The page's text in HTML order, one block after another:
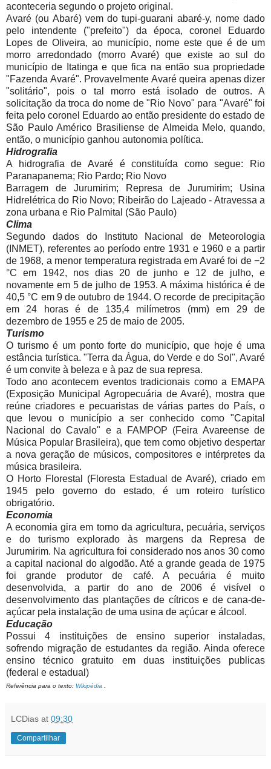
aconteceria segundo o projeto original.
Avaré (ou Abaré) vem do tupi-guarani abaré-y, nome dado
pelo intendente ("prefeito") da época, coronel Eduardo
Lopes de Oliveira, ao município, nome este que é de um
morro arredondado (morro Avaré) que existe ao sul do
município de Itatinga e que fica na então sua propriedade
"Fazenda Avaré". Provavelmente Avaré queira apenas dizer
"solitário", pois o tal morro está isolado de outros. A
solicitação da troca do nome de "Rio Novo" para "Avaré" foi
feita pelo coronel Eduardo ao então presidente do estado de
São Paulo Américo Brasiliense de Almeida Melo, quando,
então, o município ganhou autonomia política.
Hidrografia
A hidrografia de Avaré é constituída como segue: Rio
Paranapanema; Rio Pardo; Rio Novo
Barragem de Jurumirim; Represa de Jurumirim; Usina
Hidrelétrica do Rio Novo; Ribeirão do Lajeado - Atravessa a
zona urbana e Rio Palmital (São Paulo)
Clima
Segundo dados do Instituto Nacional de Meteorologia
(INMET), referentes ao período entre 1931 e 1960 e a partir
de 1968, a menor temperatura registrada em Avaré foi de −2
°C em 1942, nos dias 20 de junho e 12 de julho, e
novamente em 5 de julho de 1953. A máxima histórica é de
40,5 °C em 9 de outubro de 1944. O recorde de precipitação
em 24 horas é de 135,4 milímetros (mm) em 29 de
dezembro de 1955 e 25 de maio de 2005.
Turismo
O turismo é um ponto forte do município, que hoje é uma
estância turística. "Terra da Água, do Verde e do Sol", Avaré
é um convite à beleza e à paz de sua represa.
Todo ano acontecem eventos tradicionais como a EMAPA
(Exposição Municipal Agropecuária de Avaré), mostra que
reúne criadores e pecuaristas de várias partes do País, o
que levou o município a ser conhecido como "Capital
Nacional do Cavalo" e a FAMPOP (Feira Avareense de
Música Popular Brasileira), que tem como objetivo despertar
a nova geração de músicos, compositores e intérpretes da
música brasileira.
O Horto Florestal (Floresta Estadual de Avaré), criado em
1945 pelo governo do estado, é um roteiro turístico
obrigatório.
Economia
A economia gira em torno da agricultura, pecuária, serviços
e do turismo explorado às margens da Represa de
Jurumirim. Na agricultura foi considerado nos anos 30 como
a capital nacional do algodão. Até a grande geada de 1975
foi grande produtor de café. A pecuária é muito
desenvolvida, a partir do ano de 2006 é visível o
desenvolvimento das plantações de cítricos e de cana-de-
açúcar pela instalação de uma usina de açúcar e álcool.
Educação
Possui 4 instituições de ensino superior instaladas,
sofrendo migração de estudantes da região. Ainda oferece
ensino técnico gratuito em duas instituições publicas
(federal e estadual)
Referência para o texto: Wikipédia
LCDias at 09:30
Compartilhar